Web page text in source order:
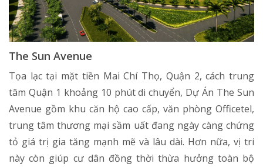
The Sun Avenue
Tọa lạc tại mặt tiền Mai Chí Thọ, Quận 2, cách trung
tâm Quận 1 khoảng 10 phút di chuyển, Dự Án The Sun
Avenue gồm khu căn hộ cao cấp, văn phòng Officetel,
trung tâm thương mại sầm uất đang ngày càng chứng
tỏ giá trị gia tăng mạnh mẽ và lâu dài. Hơn nữa, vị trí
này còn giúp cư dân đồng thời thừa hưởng toàn bộ